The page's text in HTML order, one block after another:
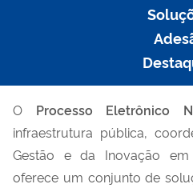
O Processo Eletrônico
infraestrutura pública,
Gestão e da Inovação em
oferece um conjunto de